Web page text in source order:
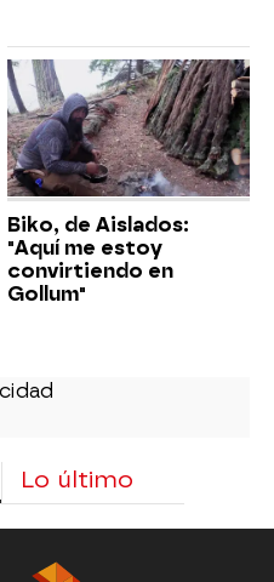
Biko, de Aislados:
"Aquí me estoy
convirtiendo en
Gollum"
Lo último